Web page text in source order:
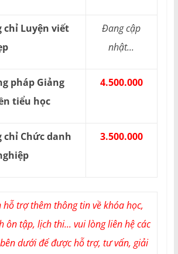
chỉ Luyện viết
Đang cập
nhật...
pháp Giảng
tiểu học
4.500.000
chỉ Chức danh
3.500.000
hỗ trợ thêm thông tin về khóa học,
ôn tập, lịch thi... vui lòng liên hệ các
dưới để được hỗ trợ, tư vấn, giải